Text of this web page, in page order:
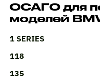
ОСАГО для
моделей
1 SERIES
118
135